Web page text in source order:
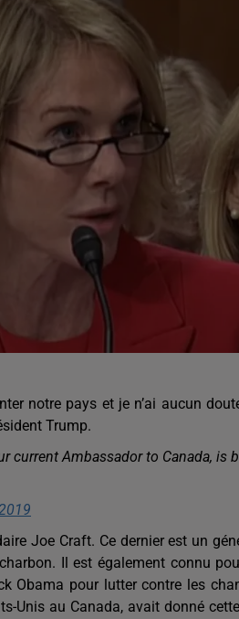
notre pays et je n’ai aucun
Trump.
current Ambassador to Canada, is
Joe Craft. Ce dernier est un
Il est également connu
Obama pour lutter contre les
Unis au Canada, avait donné